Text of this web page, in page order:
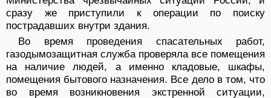
сразу же приступили к операции по поиску
пострадавших внутри здания.
Во время проведения спасательных работ,
газодымозащитная служба проверяла все помещения
на наличие людей, а именно кладовые, шкафы,
помещения бытового назначения. Все дело в том, что
во время возникновения экстренной ситуации,